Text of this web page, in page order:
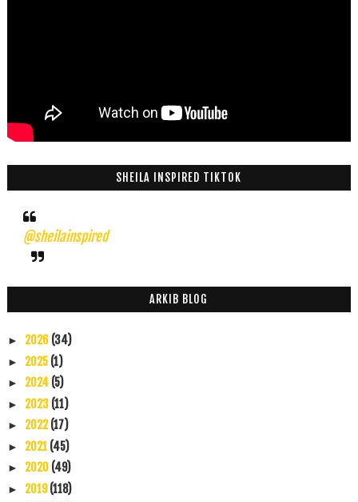
SHEILA INSPIRED TIKTOK
@sheilainspired
ARKIB BLOG
► 2026 (34)
► 2025 (1)
► 2024 (5)
► 2023 (11)
► 2022(17)
► 2021 (45)
► 2020 (49)
► 2019(118)